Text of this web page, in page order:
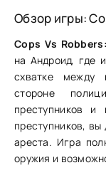
Обзор игры:
Cops Vs
на Андроид, где
схватке между
стороне
преступников
преступников,
ареста. Игра
оружия и